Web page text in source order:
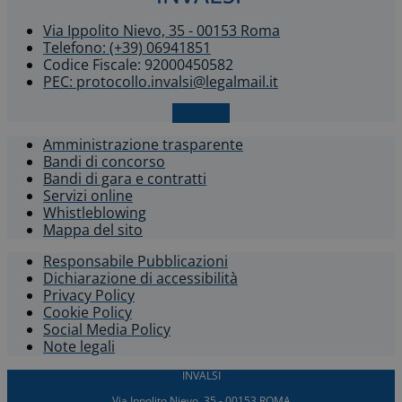
Via Ippolito Nievo, 35 - 00153 Roma
Telefono: (+39) 06941851
Codice Fiscale: 92000450582
PEC: protocollo.invalsi@legalmail.it
Amministrazione trasparente
Bandi di concorso
Bandi di gara e contratti
Servizi online
Whistleblowing​
Mappa del sito
Responsabile Pubblicazioni
Dichiarazione di accessibilità​
Privacy Policy
Cookie Policy
Social Media Policy
Note legali
INVALSI